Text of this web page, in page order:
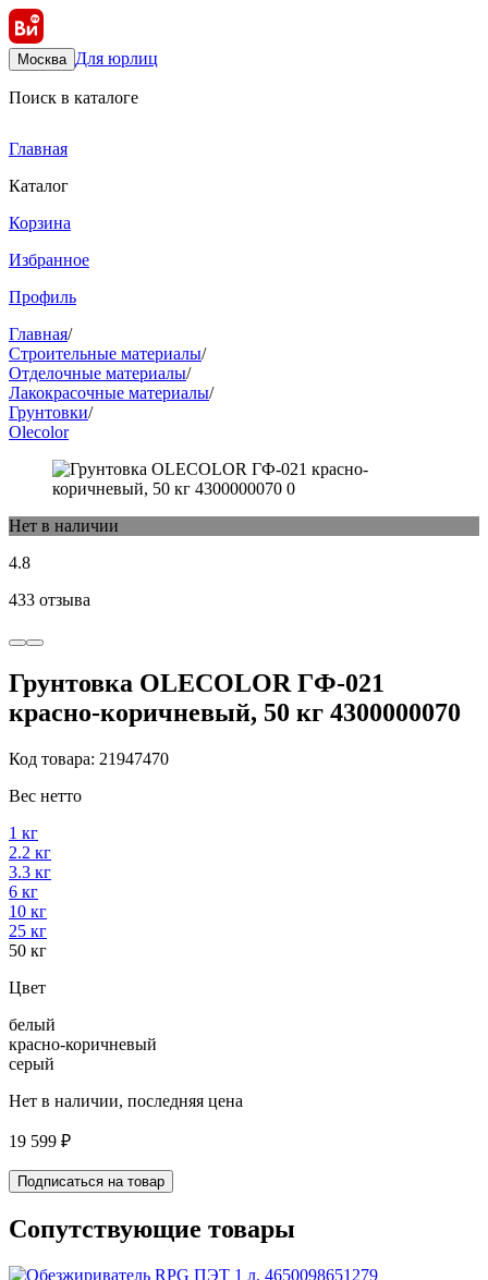
Москва Для юрлиц
Поиск в каталоге
Главная
Каталог
Корзина
Избранное
Профиль
Главная/
Строительные материалы/
Отделочные материалы/
Лакокрасочные материалы/
Грунтовки/
Olecolor
Нет в наличии
4.8
433 отзыва
Грунтовка OLECOLOR ГФ-021
красно-коричневый, 50 кг 4300000070
Код товара: 21947470
Вес нетто
1 кг
2.2 кг
3.3 кг
6 кг
10 кг
25 кг
50 кг
Цвет
белый
красно-коричневый
серый
Нет в наличии, последняя цена
19 599 ₽
Подписаться на товар
Сопутствующие товары